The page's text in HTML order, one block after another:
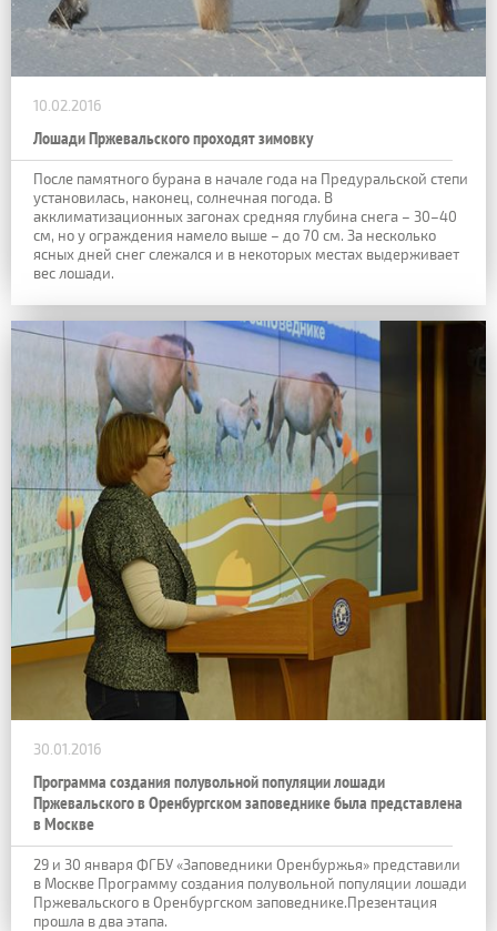
10.02.2016
Лошади Пржевальского проходят зимовку
После памятного бурана в начале года на Предуральской степи
установилась, наконец, солнечная погода. В
акклиматизационных загонах средняя глубина снега – 30–40
см, но у ограждения намело выше – до 70 см. За несколько
ясных дней снег слежался и в некоторых местах выдерживает
вес лошади.
30.01.2016
Программа создания полувольной популяции лошади
Пржевальского в Оренбургском заповеднике была представлена
в Москве
29 и 30 января ФГБУ «Заповедники Оренбуржья» представили
в Москве Программу создания полувольной популяции лошади
Пржевальского в Оренбургском заповеднике.Презентация
прошла в два этапа.